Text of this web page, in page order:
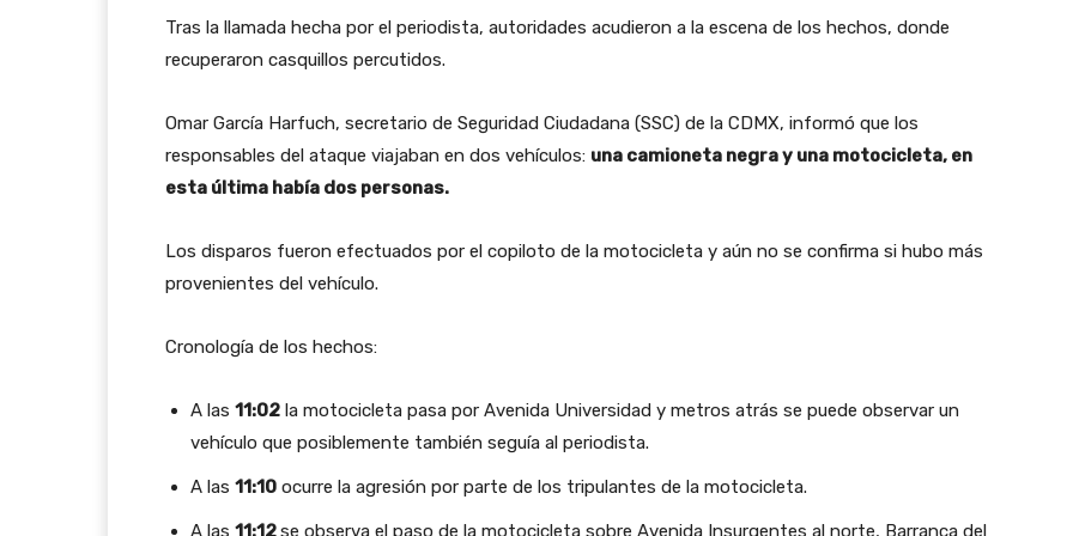
Tras la llamada hecha por el periodista, autoridades acudieron a la escena de los hechos, donde
recuperaron casquillos percutidos.
Omar García Harfuch, secretario de Seguridad Ciudadana (SSC) de la CDMX, informó que los
responsables del ataque viajaban en dos vehículos: una camioneta negra y una motocicleta, en
esta última había dos personas.
Los disparos fueron efectuados por el copiloto de la motocicleta y aún no se confirma si hubo más
provenientes del vehículo.
Cronología de los hechos:
A las 11:02 la motocicleta pasa por Avenida Universidad y metros atrás se puede observar un
vehículo que posiblemente también seguía al periodista.
A las 11:10 ocurre la agresión por parte de los tripulantes de la motocicleta.
A las 11:12se observa el paso de la motocicleta sobre Avenida Insurgentes al norte, Barranca del